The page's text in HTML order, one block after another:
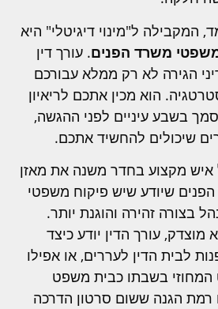
המקבילה ל"מינוי דיגיטלי" היא
משפטי משרד הפנים. עורך דין
הגירה לא רק ממלא עבורכם
הוא מכין אתכם לריאיון
בשבע עיניים לפני ההגשה,
שיכולים להחשיד אתכם.
איש מקצוע בחדר משנה את מאזן
שיודע שיש פיקוח משפטי
בצורה זהירה והוגנת יותר.
עורך הדין יודע כיצד
לבית הדין לעררים, או אפילו
בשבתו כבית משפט
רמת הגנה ששום סרטון הדרכה